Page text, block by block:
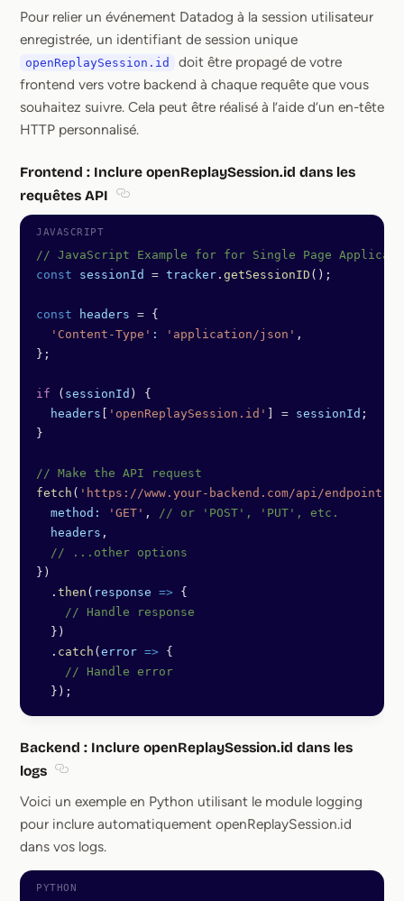
Pour relier un événement Datadog à la session utilisateur
enregistrée, un identifiant de session unique
openReplaySession.id
doit être propagé de votre
frontend vers votre backend à chaque requête que vous
souhaitez suivre. Cela peut être réalisé à l’aide d’un en-tête
HTTP personnalisé.
Frontend : Inclure openReplaySession.id dans les
requêtes API
// JavaScript Example for for Single Page
const sessionId = tracker . getSessionID ();
const headers = {
  'Content-Type'
: 'application/json' ,
};
if ( sessionId ) {
  headers
'openReplaySession.id' = sessionId ;
}
// Make the API request
fetch ( 'https://www.your-backend.com/api/endpoint'
  method:
'GET' , // or 'POST', 'PUT', etc.
  headers
,
  // ...other options
})
  .
then ( response => {
    // Handle response
  })
  .
catch ( error => {
    // Handle error
  });
Backend : Inclure openReplaySession.id dans les
logs
Voici un exemple en Python utilisant le module logging
pour inclure automatiquement openReplaySession.id
dans vos logs.